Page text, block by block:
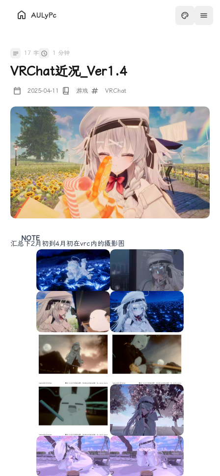
AULyPc
17 字 1 分钟
VRChat近况_Ver1.4
2025-04-11 游戏 VRChat
NOTE
汇总下2月初到4月初在vrc内的摄影图